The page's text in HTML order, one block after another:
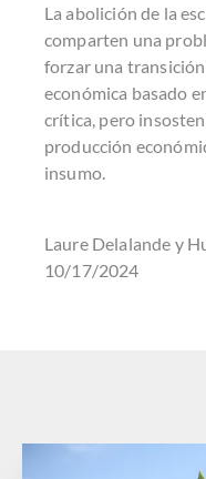
La abolición de la
comparten una
forzar una
económica basado
crítica, pero
producción
insumo.
Laure Delalande y
10/17/2024